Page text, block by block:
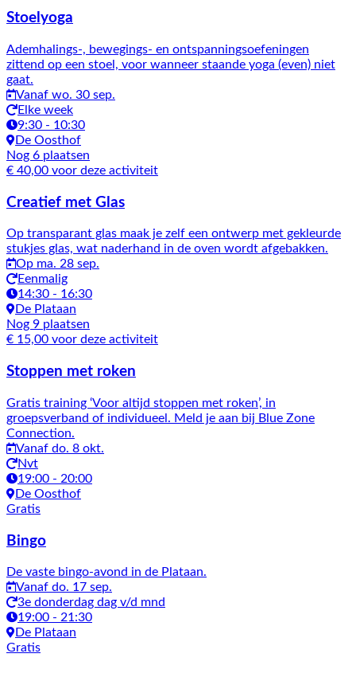
Stoelyoga
Ademhalings-, bewegings- en ontspanningsoefeningen
zittend op een stoel, voor wanneer staande yoga (even) niet
gaat.
Vanaf wo. 30 sep.
Elke week
9:30 - 10:30
De Oosthof
Nog 6 plaatsen
€ 40,00 voor deze activiteit
Creatief met Glas
Op transparant glas maak je zelf een ontwerp met gekleurde
stukjes glas, wat naderhand in de oven wordt afgebakken.
Op ma. 28 sep.
Eenmalig
14:30 - 16:30
De Plataan
Nog 9 plaatsen
€ 15,00 voor deze activiteit
Stoppen met roken
Gratis training ‘Voor altijd stoppen met roken’, in
groepsverband of individueel. Meld je aan bij Blue Zone
Connection.
Vanaf do. 8 okt.
Nvt
19:00 - 20:00
De Oosthof
Gratis
Bingo
De vaste bingo-avond in de Plataan.
Vanaf do. 17 sep.
3e donderdag dag v/d mnd
19:00 - 21:30
De Plataan
Gratis